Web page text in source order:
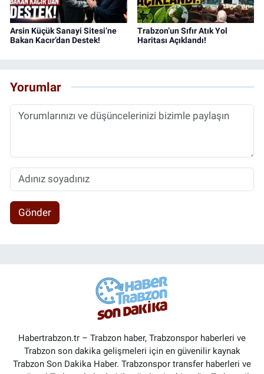
Arsin Küçük Sanayi Sitesi’ne
Bakan Kacır’dan Destek!
Trabzon’un Sıfır Atık Yol
Haritası Açıklandı!
Yorumlar
Gönder
Habertrabzon.tr – Trabzon haber, Trabzonspor haberleri ve
Trabzon son dakika gelişmeleri için en güvenilir kaynak
Trabzon Son Dakika Haber. Trabzonspor transfer haberleri ve